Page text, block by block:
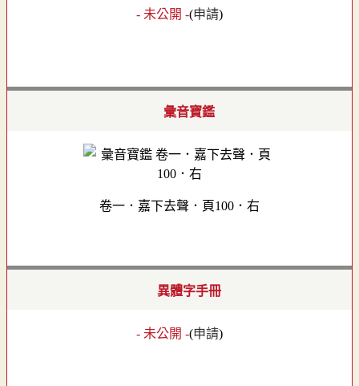
- 未公開 -(申請)
彙音寶鑑
卷一．嘉下去聲．頁100．右
異體字手冊
- 未公開 -(申請)